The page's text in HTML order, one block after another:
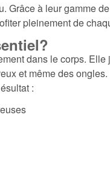
Grâce à leur gamme
pleinement de
dans le corps.
et même des
: